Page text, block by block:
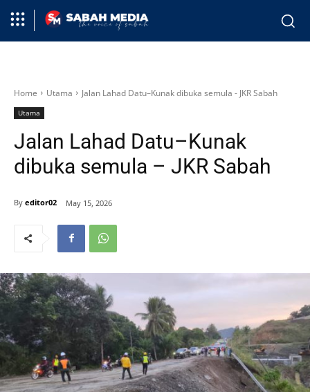
Home Utama Jalan Lahad Datu–Kunak dibuka semula - JKR Sabah
Utama
Jalan Lahad Datu–Kunak
dibuka semula – JKR Sabah
By editor02 May 15, 2026